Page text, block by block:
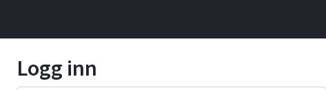
Logg inn